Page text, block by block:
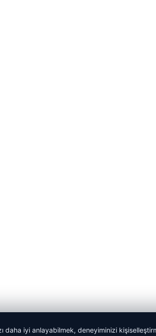
daha iyi anlayabilmek, deneyiminizi